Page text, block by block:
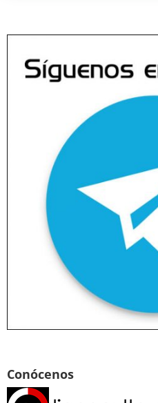
Conócenos